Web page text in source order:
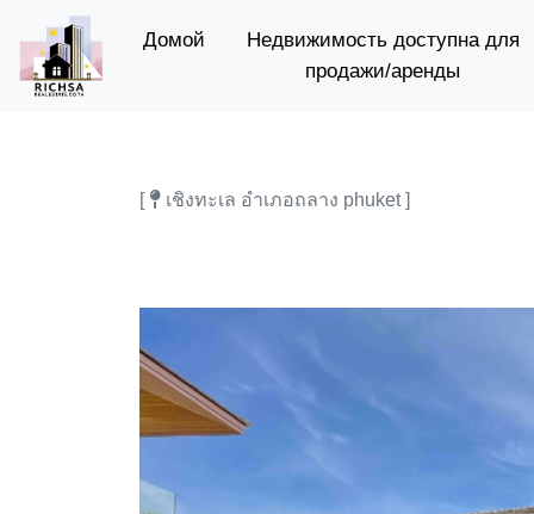
Домой (current)Недвижимость доступна для
продажи/аренды
[ เชิงทะเล อำเภอถลาง phuket ]